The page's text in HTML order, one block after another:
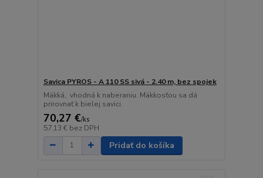
Savica PYROS - A 110 SS sivá - 2.40 m, bez spojek
Mäkká, vhodná k naberaniu. Mäkkosťou sa dá
prirovnať k bielej savici.
70,27 €/ks
57,13 € bez DPH
Pridať do košíka